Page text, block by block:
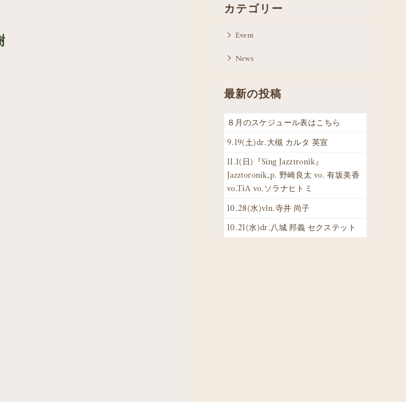
カテゴリー
Event
News
最新の投稿
８月のスケジュール表はこちら
9.19(土)dr.大槻 カルタ 英宣
11.1(日)『Sing Jazztronik』
Jazztoronik,p. 野崎良太 vo. 有坂美香
vo.TiA vo.ソラナヒトミ
10.28(水)vln.寺井 尚子
10.21(水)dr.八城 邦義 セクステット